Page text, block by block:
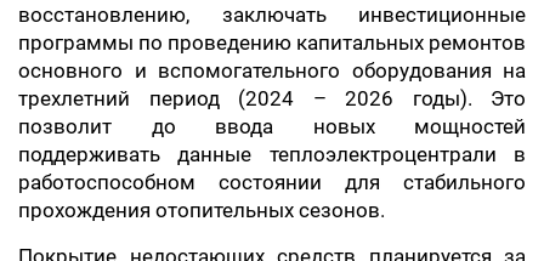
восстановлению, заключать инвестиционные
программы по проведению капитальных ремонтов
основного и вспомогательного оборудования на
трехлетний период (2024 – 2026 годы). Это
позволит до ввода новых мощностей
поддерживать данные теплоэлектроцентрали в
работоспособном состоянии для стабильного
прохождения отопительных сезонов.
Покрытие недостающих средств планируется за